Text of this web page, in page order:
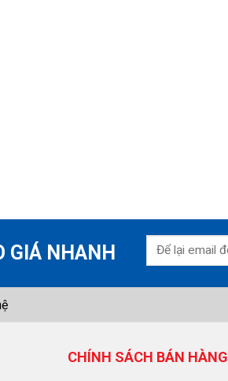
GIÁ NHANH
CHÍNH SÁCH BÁN HÀNG